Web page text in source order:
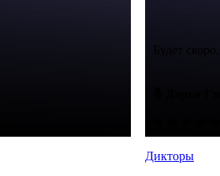
Будет скоро...
Дикторы